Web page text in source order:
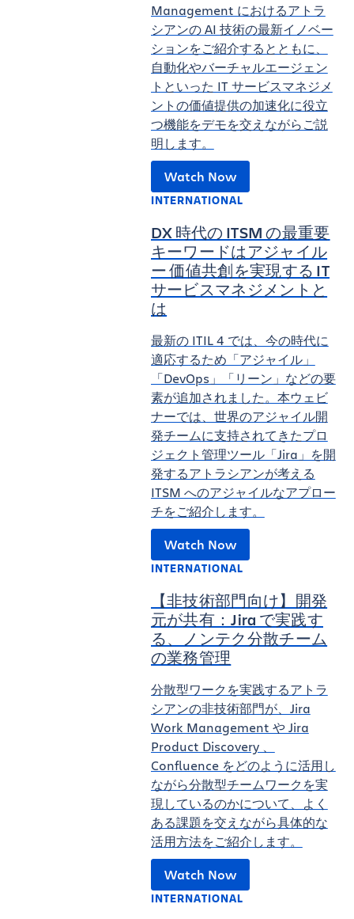
Management におけるアトラ
シアンの AI 技術の最新イノベー
ションをご紹介するとともに、
自動化やバーチャルエージェン
トといった IT サービスマネジメ
ントの価値提供の加速化に役立
つ機能をデモを交えながらご説
明します。
Watch Now
INTERNATIONAL
DX 時代の ITSM の最重要
キーワードはアジャイル
ー 価値共創を実現する IT
サービスマネジメントと
は
最新の ITIL 4 では、今の時代に
適応するため「アジャイル」
「DevOps」「リーン」などの要
素が追加されました。本ウェビ
ナーでは、世界のアジャイル開
発チームに支持されてきたプロ
ジェクト管理ツール「Jira」を開
発するアトラシアンが考える
ITSM へのアジャイルなアプロー
チをご紹介します。
Watch Now
INTERNATIONAL
【非技術部門向け】開発
元が共有：Jira で実践す
る、ノンテク分散チーム
の業務管理
分散型ワークを実践するアトラ
シアンの非技術部門が、Jira
Work Management や Jira
Product Discovery 、
Confluence をどのように活用し
ながら分散型チームワークを実
現しているのかについて、よく
ある課題を交えながら具体的な
活用方法をご紹介します。
Watch Now
INTERNATIONAL